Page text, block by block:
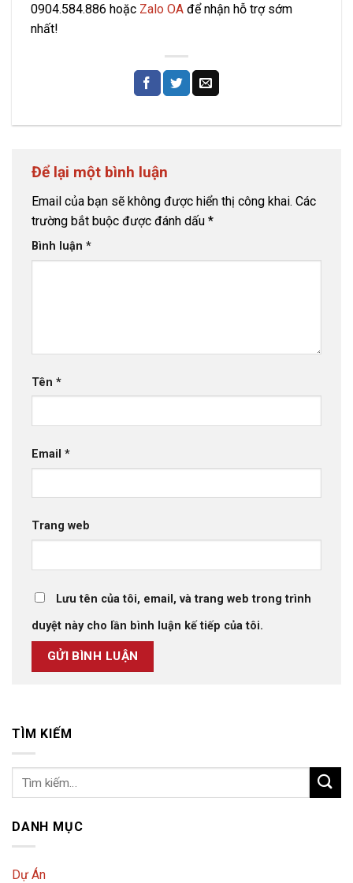
0904.584.886 hoặc Zalo OA để nhận hỗ trợ sớm
nhất!
Để lại một bình luận
Email của bạn sẽ không được hiển thị công khai. Các
trường bắt buộc được đánh dấu *
Bình luận *
Tên *
Email *
Trang web
Lưu tên của tôi, email, và trang web trong trình
duyệt này cho lần bình luận kế tiếp của tôi.
TÌM KIẾM
DANH MỤC
Dự Án